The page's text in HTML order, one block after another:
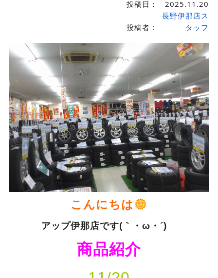
投稿日： 2025.11.20
投稿者：
長野伊那店ス
タッフ
こんにちは
アップ伊那店です(｀・ω・´)ゞ
商品紹介